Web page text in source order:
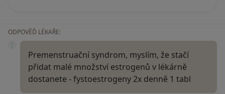
ODPOVĚĎ LÉKAŘE:
Premenstruační syndrom, myslím, že stačí
přidat malé množství estrogenů v lékárně
dostanete - fystoestrogeny 2x denně 1 tabl